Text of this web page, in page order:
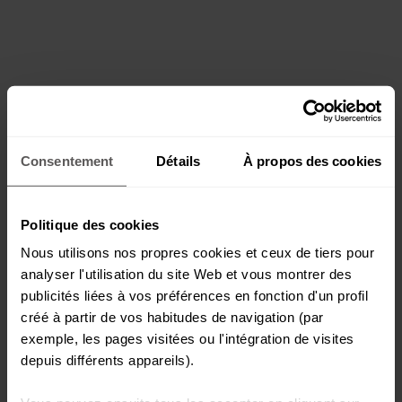
Consentement Détails À propos des cookies
Politique des cookies
Nous utilisons nos propres cookies et ceux de tiers pour
analyser l'utilisation du site Web et vous montrer des
publicités liées à vos préférences en fonction d'un profil
créé à partir de vos habitudes de navigation (par
exemple, les pages visitées ou l'intégration de visites
depuis différents appareils).